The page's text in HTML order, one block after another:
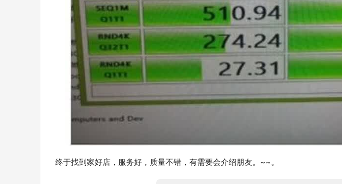
终于找到家好店，服务好，质量不错，有需要会介绍朋友。~~。